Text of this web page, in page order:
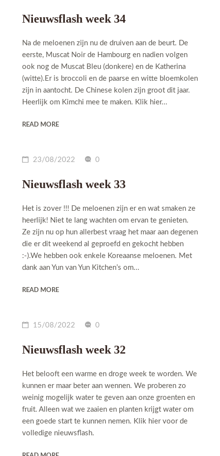
Nieuwsflash week 34
Na de meloenen zijn nu de druiven aan de beurt. De
eerste, Muscat Noir de Hambourg en nadien volgen
ook nog de Muscat Bleu (donkere) en de Katherina
(witte).Er is broccoli en de paarse en witte bloemkolen
zijn in aantocht. De Chinese kolen zijn groot dit jaar.
Heerlijk om Kimchi mee te maken. Klik hier...
READ MORE
23/08/2022 0
Nieuwsflash week 33
Het is zover !!! De meloenen zijn er en wat smaken ze
heerlijk! Niet te lang wachten om ervan te genieten.
Ze zijn nu op hun allerbest vraag het maar aan degenen
die er dit weekend al geproefd en gekocht hebben
:-).We hebben ook enkele Koreaanse meloenen. Met
dank aan Yun van Yun Kitchen’s om...
READ MORE
15/08/2022 0
Nieuwsflash week 32
Het belooft een warme en droge week te worden. We
kunnen er maar beter aan wennen. We proberen zo
weinig mogelijk water te geven aan onze groenten en
fruit. Alleen wat we zaaien en planten krijgt water om
een goede start te kunnen nemen. Klik hier voor de
volledige nieuwsflash.